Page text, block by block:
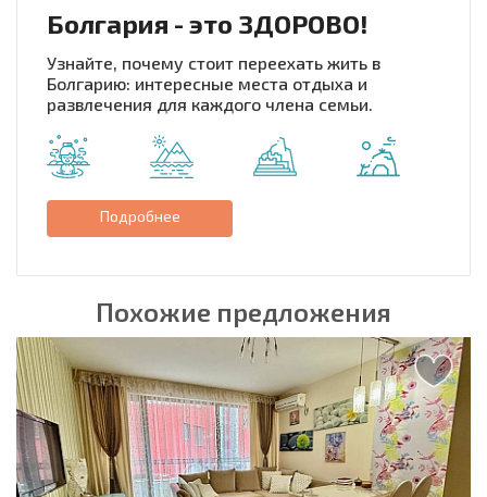
Болгария - это ЗДОРОВО!
Узнайте, почему стоит переехать жить в
Болгарию: интересные места отдыха и
развлечения для каждого члена семьи.
Подробнее
Похожие предложения